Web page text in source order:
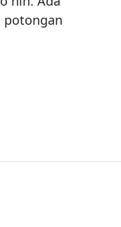
potongan